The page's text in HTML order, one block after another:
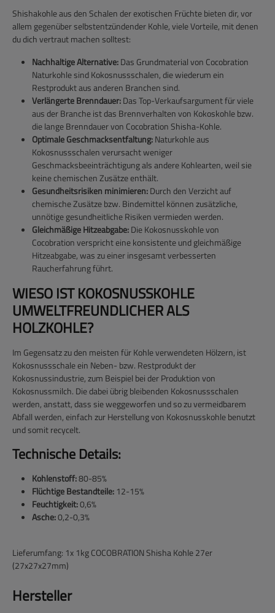
Shishakohle aus den Schalen der exotischen Früchte bieten dir, vor
allem gegenüber selbstentzündender Kohle, viele Vorteile, mit denen
du dich vertraut machen solltest:
Nachhaltige Alternative:Das Grundmaterial von Cocobration
Naturkohle sind Kokosnussschalen, die wiederum ein
Restprodukt aus anderen Branchen sind.
Verlängerte Brenndauer:Das Top-Verkaufsargument für viele
aus der Branche ist das Brennverhalten von Kokoskohle bzw.
die lange Brenndauer von Cocobration Shisha-Kohle.
Optimale Geschmacksentfaltung:Naturkohle aus
Kokosnussschalen verursacht weniger
Geschmacksbeeinträchtigung als andere Kohlearten, weil sie
keine chemischen Zusätze enthält.
Gesundheitsrisiken minimieren:Durch den Verzicht auf
chemische Zusätze bzw. Bindemittel können zusätzliche,
unnötige gesundheitliche Risiken vermieden werden.
Gleichmäßige Hitzeabgabe:Die Kokosnusskohle von
Cocobration verspricht eine konsistente und gleichmäßige
Hitzeabgabe, was zu einer insgesamt verbesserten
Raucherfahrung führt.
WIESO IST KOKOSNUSSKOHLE
UMWELTFREUNDLICHER ALS
HOLZKOHLE?
Im Gegensatz zu den meisten für Kohle verwendeten Hölzern, ist
Kokosnussschale ein Neben- bzw. Restprodukt der
Kokosnussindustrie, zum Beispiel bei der Produktion von
Kokosnussmilch. Die dabei übrig bleibenden Kokosnussschalen
werden, anstatt, dass sie weggeworfen und so zu vermeidbarem
Abfall werden, einfach zur Herstellung von Kokosnusskohle benutzt
und somit recycelt.
Technische Details:
Kohlenstoff:80-85%
Flüchtige Bestandteile: 12-15%
Feuchtigkeit:0,6%
Asche:0,2-0,3%
Lieferumfang: 1x 1kg COCOBRATION Shisha Kohle 27er
(27x27x27mm)
Hersteller